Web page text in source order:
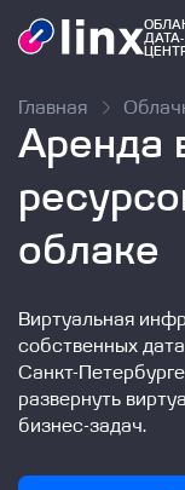
ДАТА-
Облако
Главная
Аренда
облаке
Виртуальная
собственных
Санкт-
развернуть
бизнес-задач.